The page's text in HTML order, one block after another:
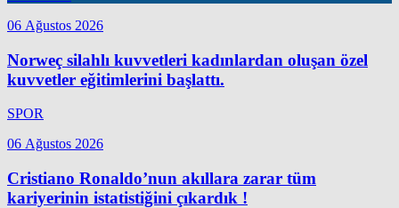
06 Ağustos 2026
Norweç silahlı kuvvetleri kadınlardan oluşan özel
kuvvetler eğitimlerini başlattı.
SPOR
06 Ağustos 2026
Cristiano Ronaldo’nun akıllara zarar tüm
kariyerinin istatistiğini çıkardık !